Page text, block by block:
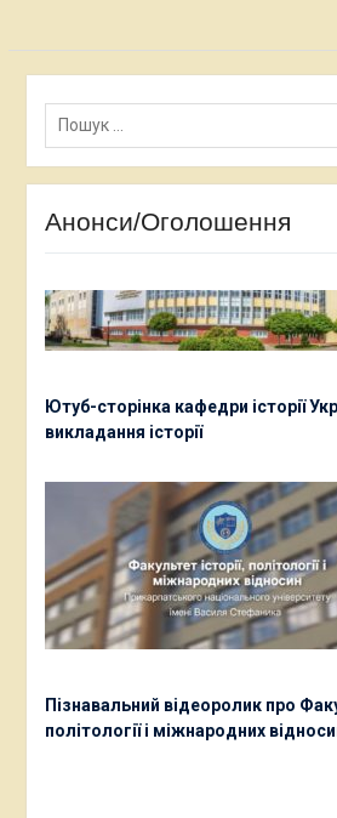
Пошук:
Анонси/Оголошення
Ютуб-сторінка кафедри історії
викладання історії
Пізнавальний відеоролик про
політології і міжнародних